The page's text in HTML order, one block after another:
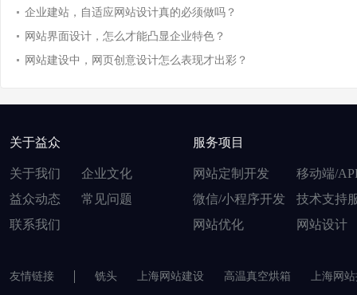
企业建站，自适应网站设计真的必须做吗？
网站界面设计，怎么才能凸显企业特色？
网站建设中，网页创意设计怎么表现才出彩？
关于益众
关于我们
企业文化
益众动态
常见问题
联系我们
服务项目
网站定制开发
移动端/
微信/小程序开发
技术支持
网站优化
网站设计
友情链接 铣头 上海网站建设 高温真空烘箱 上海网